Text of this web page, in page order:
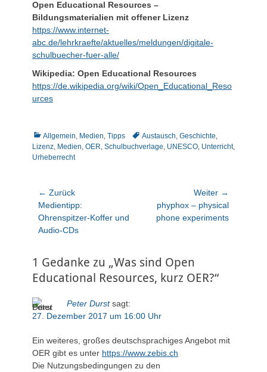
Open Educational Resources –
Bildungsmaterialien mit offener Lizenz
https://www.internet-
abc.de/lehrkraefte/aktuelles/meldungen/digitale-
schulbuecher-fuer-alle/
Wikipedia: Open Educational Resources
https://de.wikipedia.org/wiki/Open_Educational_Reso
urces
Kategorien
Allgemein, Medien, Tipps Schlagworte
Austausch, Geschichte,
Lizenz, Medien, OER, Schulbuchverlage, UNESCO, Unterricht,
Urheberrecht
Beitragsnavigation
← Zurück
Vorheriger
Beitrag:
Medientipp:
Ohrenspitzer-Koffer und
Audio-CDs
Weiter →
Nächster
Beitrag:
phyphox – physical
phone experiments
1 Gedanke zu „Was sind Open
Educational Resources, kurz OER?“
Peter Durst sagt:
27. Dezember 2017 um 16:00 Uhr
Ein weiteres, großes deutschsprachiges Angebot mit
OER gibt es unter https://www.zebis.ch
Die Nutzungsbedingungen zu den